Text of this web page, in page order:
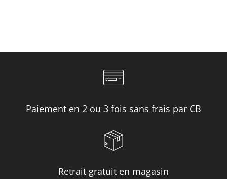
Paiement en 2 ou 3 fois sans frais par CB
Retrait gratuit en magasin